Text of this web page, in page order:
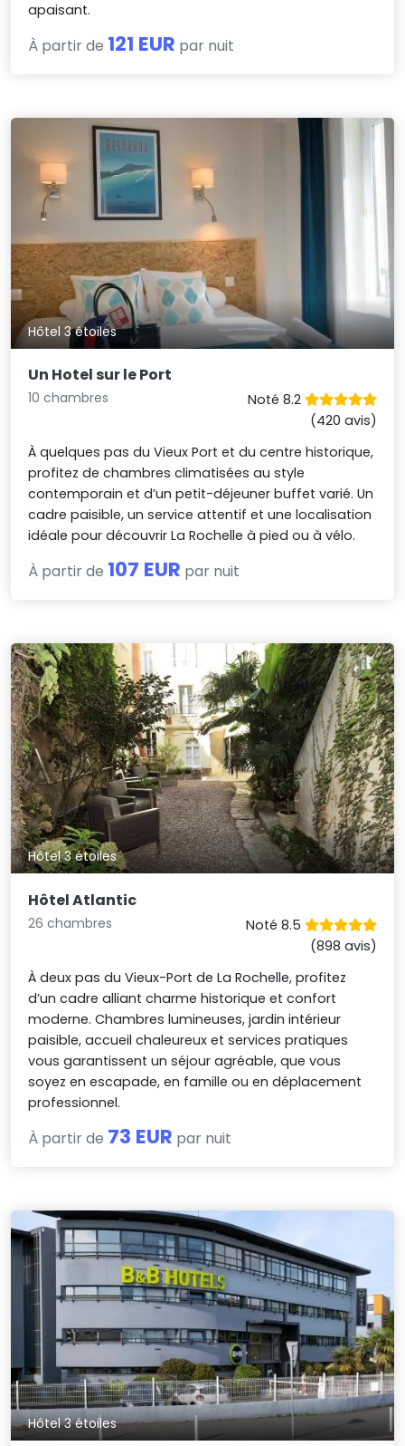
apaisant.
À partir de 121 EUR par nuit
Hôtel 3 étoiles
Un Hotel sur le Port
10 chambres
Noté 8.2
(420 avis)
À quelques pas du Vieux Port et du centre historique,
profitez de chambres climatisées au style
contemporain et d’un petit-déjeuner buffet varié. Un
cadre paisible, un service attentif et une localisation
idéale pour découvrir La Rochelle à pied ou à vélo.
À partir de 107 EUR par nuit
Hôtel 3 étoiles
Hôtel Atlantic
26 chambres
Noté 8.5
(898 avis)
À deux pas du Vieux-Port de La Rochelle, profitez
d’un cadre alliant charme historique et confort
moderne. Chambres lumineuses, jardin intérieur
paisible, accueil chaleureux et services pratiques
vous garantissent un séjour agréable, que vous
soyez en escapade, en famille ou en déplacement
professionnel.
À partir de 73 EUR par nuit
Hôtel 3 étoiles